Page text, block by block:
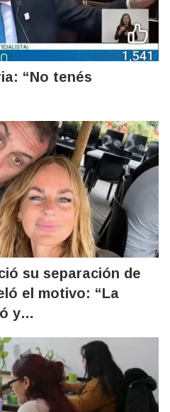
“No tenés
su separación de
el motivo: “La
y…